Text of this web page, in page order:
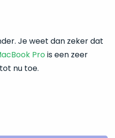
Je weet dan zeker dat
Prois een zeer
nu toe.